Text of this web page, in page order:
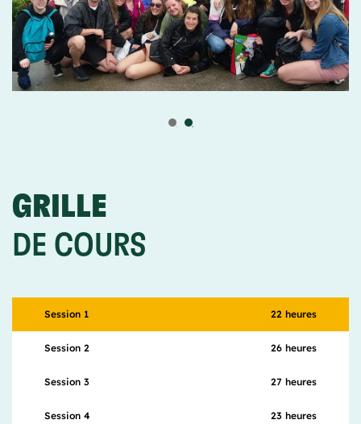
Londres, du musée d’Orsay de Paris au camp de
concentration Nazis de Pologne, de l’Acropole
d’Athènes au Roc de Gibraltar, aventure-toi dans
ces pays superbes, riches en histoire et en
monuments splendides!
GRILLE
DE COURS
Session 1 22 heures
Session 2 26 heures
Session 3 27 heures
Session 4 23 heures